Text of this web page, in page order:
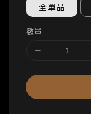
全單品
數量